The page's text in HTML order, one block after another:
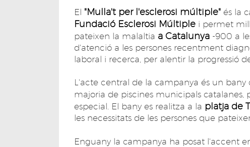
El "Mulla't per l'esclerosi múltiple" és la
Fundació Esclerosi Múltiple i permet
pateixen la malaltia a Catalunya -900 a
d'atenció a les persones recentment
laboral i recerca, per alentir la progressió
L'acte central de la campanya és un
majoria de piscines municipals catalanes,
especial. El bany es realitza a la platja de
les necessitats de les persones que
Enguany la campanya ha posat l'accent